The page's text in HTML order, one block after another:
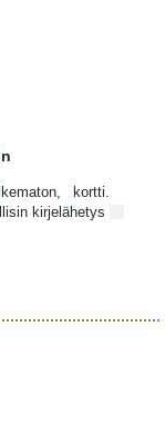
kortti.
kirjelähetys